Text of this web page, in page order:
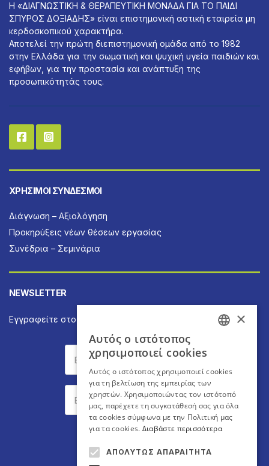
Η «ΔΙΑΓΝΩΣΤΙΚΗ & ΘΕΡΑΠΕΥΤΙΚΗ ΜΟΝΑΔΑ ΓΙΑ ΤΟ ΠΑΙΔΙ
ΣΠΥΡΟΣ ΔΟΞΙΑΔΗΣ» είναι επιστημονική αστική εταιρεία μη
κερδοσκοπικού χαρακτήρα.
Αποτελεί την πρώτη διεπιστημονική ομάδα από το 1982
στην Ελλάδα για την σωματική και ψυχική υγεία παιδιών και
εφήβων, για την προστασία και ανάπτυξη της
προσωπικότητάς τους.
ΧΡΉΣΙΜΟΙ ΣΎΝΔΕΣΜΟΙ
Διάγνωση – Αξιολόγηση
Προκηρύξεις νέων θέσεων εργασίας
Συνέδρια – Σεμινάρια
NEWSLETTER
Εγγραφείτε στο Newsletter για να ενημερώνεστε άμεσα
×
Αυτός ο ιστότοπος
χρησιμοποιεί cookies
Αυτός ο ιστότοπος χρησιμοποιεί cookies
για τη βελτίωση της εμπειρίας των
χρηστών. Χρησιμοποιώντας τον ιστότοπό
μας, παρέχετε τη συγκατάθεσή σας για όλα
τα cookies σύμφωνα με την Πολιτική μας
για τα cookies. Διαβάστε περισσότερα
ΑΠΟΛΎΤΩΣ ΑΠΑΡΑΊΤΗΤΑ